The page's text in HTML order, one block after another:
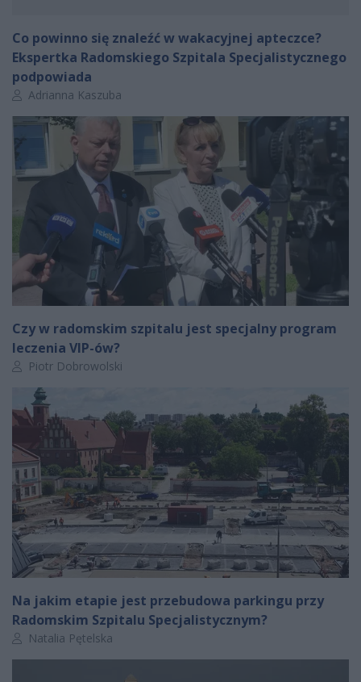
Co powinno się znaleźć w wakacyjnej apteczce?
Ekspertka Radomskiego Szpitala Specjalistycznego
podpowiada
Autor artykułu:
Adrianna Kaszuba
Czy w radomskim szpitalu jest specjalny program
leczenia VIP-ów?
Autor artykułu:
Piotr Dobrowolski
Na jakim etapie jest przebudowa parkingu przy
Radomskim Szpitalu Specjalistycznym?
Autor artykułu:
Natalia Pętelska